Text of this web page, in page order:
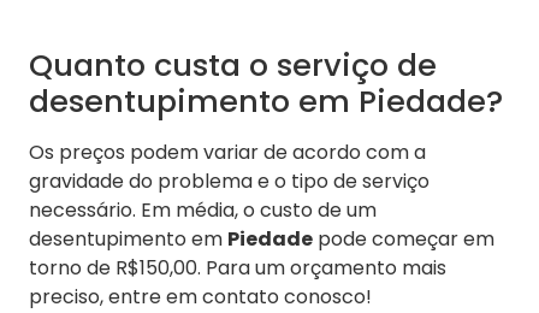
Quanto custa o serviço de
desentupimento em Piedade?
Os preços podem variar de acordo com a
gravidade do problema e o tipo de serviço
necessário. Em média, o custo de um
desentupimento em Piedade pode começar em
torno de R$150,00. Para um orçamento mais
preciso, entre em contato conosco!